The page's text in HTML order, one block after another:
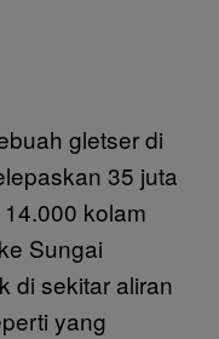
gletser di
35 juta
kolam
Sungai
di sekitar aliran
yang